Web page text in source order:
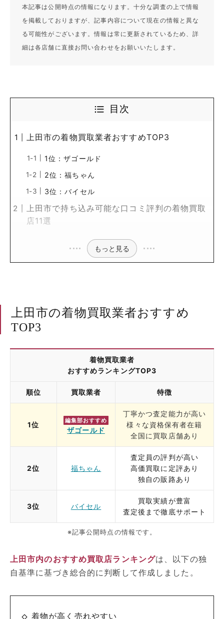
本記事は公開時点の情報になります。十分な調査の上で情報
を掲載しておりますが、記事内容について現在の情報と異な
る可能性がございます。情報は常に更新されているため、詳
細は各店舗に直接お問い合わせをお願いいたします。
目次
上田市の着物買取業者おすすめTOP3
1位：ザゴールド
2位：福ちゃん
3位：バイセル
上田市で持ち込み可能な口コミ評判の着物買取
店11選
もっと見る
上田市の着物買取業者おすすめ
TOP3
着物買取業者
おすすめランキングTOP3
順位 買取業者 特徴
1位
編集部おすすめ
ザゴールド
丁寧かつ査定能力が高い
様々な資格保有者在籍
全国に買取店舗あり
2位 福ちゃん
査定員の評判が高い
高価買取に定評あり
独自の販路あり
3位 バイセル
買取実績が豊富
査定後まで徹底サポート
※記事公開時点の情報です。
上田市内のおすすめ買取店ランキングは、以下の独
自基準に基づき総合的に判断して作成しました。
着物が高く売れやすい